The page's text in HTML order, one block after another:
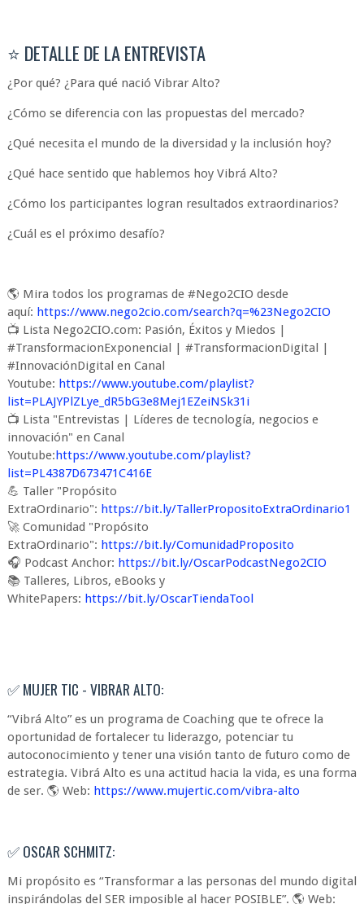
⭐ DETALLE DE LA ENTREVISTA
¿Por qué? ¿Para qué nació Vibrar Alto?
¿Cómo se diferencia con las propuestas del mercado?
¿Qué necesita el mundo de la diversidad y la inclusión hoy?
¿Qué hace sentido que hablemos hoy Vibrá Alto?
¿Cómo los participantes logran resultados extraordinarios?
¿Cuál es el próximo desafío?
🌎 Mira todos los programas de #Nego2CIO desde
aquí: https://www.nego2cio.com/search?q=%23Nego2CIO
📺 Lista Nego2CIO.com: Pasión, Éxitos y Miedos |
#TransformacionExponencial | #TransformacionDigital |
#InnovaciónDigital en Canal
Youtube: https://www.youtube.com/playlist?
list=PLAJYPlZLye_dR5bG3e8Mej1EZeiNSk31i
📺 Lista "Entrevistas | Líderes de tecnología, negocios e
innovación" en Canal
Youtube:https://www.youtube.com/playlist?
list=PL4387D673471C416E
💪 Taller "Propósito
ExtraOrdinario": https://bit.ly/TallerPropositoExtraOrdinario1
🚀 Comunidad "Propósito
ExtraOrdinario": https://bit.ly/ComunidadProposito
🎧 Podcast Anchor: https://bit.ly/OscarPodcastNego2CIO
📚 Talleres, Libros, eBooks y
WhitePapers: https://bit.ly/OscarTiendaTool
✅ MUJER TIC - VIBRAR ALTO:
“Vibrá Alto” es un programa de Coaching que te ofrece la
oportunidad de fortalecer tu liderazgo, potenciar tu
autoconocimiento y tener una visión tanto de futuro como de
estrategia. Vibrá Alto es una actitud hacia la vida, es una forma
de ser. 🌎 Web: https://www.mujertic.com/vibra-alto
✅ OSCAR SCHMITZ:
Mi propósito es “Transformar a las personas del mundo digital
inspirándolas del SER imposible al hacer POSIBLE”. 🌎 Web: